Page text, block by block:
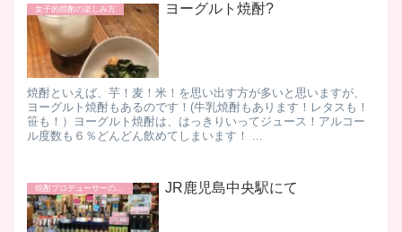
女子的焼酎の楽しみ方 ヨーグルト焼酎?
焼酎といえば、芋！麦！米！を思い出す方が多いと思いますが、
ヨーグルト焼酎もあるのです！(牛乳焼酎もあります！レタスも！
笹も！）ヨーグルト焼酎は、はっきりいってジュース！アルコー
ル度数も６％どんどん飲めてしまいます！ ...
焼酎プロデューサーの日常 JR鹿児島中央駅にて